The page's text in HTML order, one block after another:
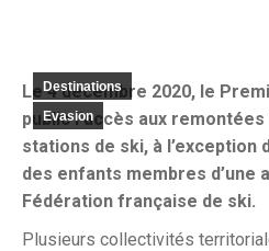
Destinations
Evasion
Le 4 décembre 2020, le
public l’accès aux
stations de ski, à
des enfants membres d’une
Fédération française de ski.
Plusieurs collectivités